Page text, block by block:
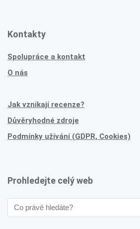
Kontakty
Spolupráce a kontakt
O nás
Jak vznikají recenze?
Důvěryhodné zdroje
Podmínky užívání (GDPR, Cookies)
Prohledejte celý web